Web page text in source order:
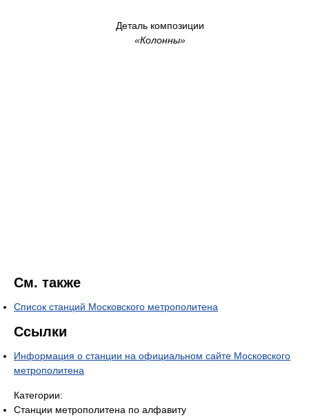
Деталь композиции
«Колонны»
См. также
Список станций Московского метрополитена
Ссылки
Информация о станции на официальном сайте Московского
метрополитена
Категории:
Станции метрополитена по алфавиту